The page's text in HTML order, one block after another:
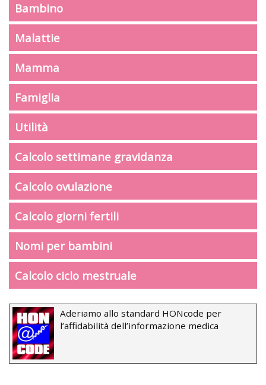
Bambino
Malattie
Mamma
Famiglia
Utilità
Calcolo settimane gravidanza
Calcolo ovulazione
Calcolo giorni fertili
Nomi per bambini
Calcolo ciclo mestruale
Aderiamo allo standard HONcode per
l’affidabilità dell’informazione medica